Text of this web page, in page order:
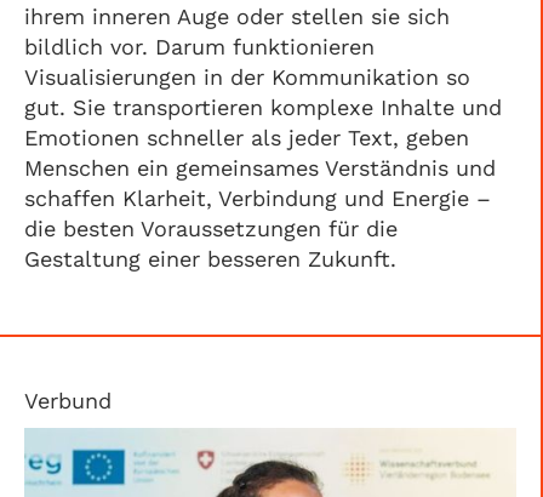
ihrem inneren Auge oder stellen sie sich
bildlich vor. Darum funktionieren
Visualisierungen in der Kommunikation so
gut. Sie transportieren komplexe Inhalte und
Emotionen schneller als jeder Text, geben
Menschen ein gemeinsames Verständnis und
schaffen Klarheit, Verbindung und Energie –
die besten Voraussetzungen für die
Gestaltung einer besseren Zukunft.
Verbund